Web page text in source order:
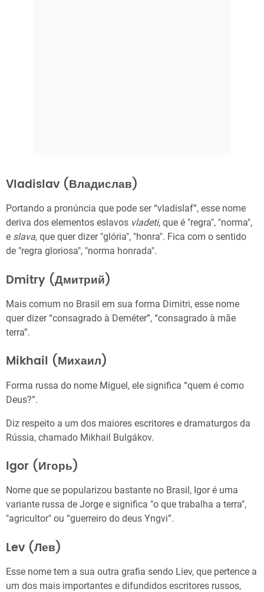
Vladislav (Владислав)
Portando a pronúncia que pode ser “vladislaf”, esse nome
deriva dos elementos eslavos vladeti, que é "regra", "norma",
e slava, que quer dizer "glória", "honra". Fica com o sentido
de "regra gloriosa", "norma honrada".
Dmitry (Дмитрий)
Mais comum no Brasil em sua forma Dimitri, esse nome
quer dizer “consagrado à Deméter”, “consagrado à mãe
terra”.
Mikhail (Михаил)
Forma russa do nome Miguel, ele significa “quem é como
Deus?”.
Diz respeito a um dos maiores escritores e dramaturgos da
Rússia, chamado Mikhail Bulgákov.
Igor (Игорь)
Nome que se popularizou bastante no Brasil, Igor é uma
variante russa de Jorge e significa "o que trabalha a terra",
"agricultor" ou “guerreiro do deus Yngvi”.
Lev (Лев)
Esse nome tem a sua outra grafia sendo Liev, que pertence a
um dos mais importantes e difundidos escritores russos,